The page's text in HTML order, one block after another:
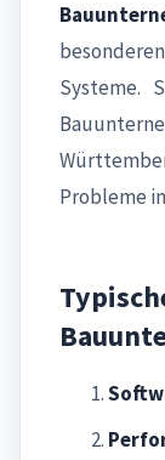
Systeme.
Probleme